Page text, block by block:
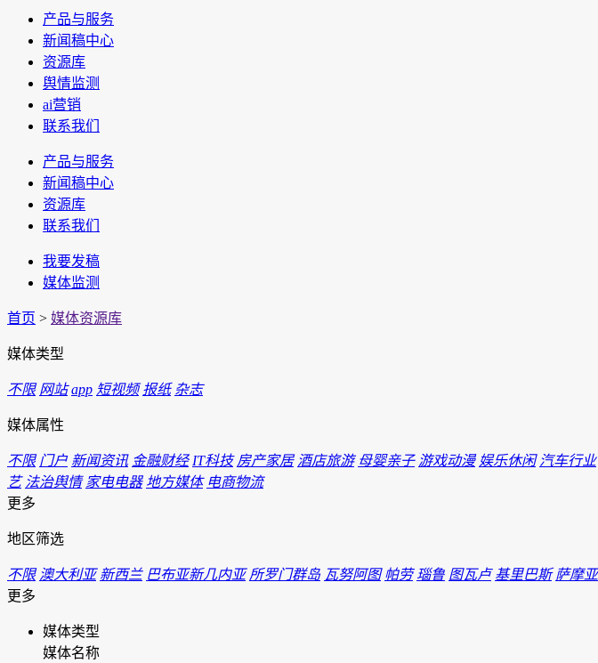
产品与服务
新闻稿中心
资源库
舆情监测
ai营销
联系我们
产品与服务
新闻稿中心
资源库
联系我们
我要发稿
媒体监测
首页 > 媒体资源库
媒体类型
不限 网站 app 短视频 报纸 杂志
媒体属性
不限 门户 新闻资讯 金融财经 IT科技 房产家居 酒店旅游 母婴亲子 游戏动漫 娱乐休闲 汽车行业
艺 法治舆情 家电电器 地方媒体 电商物流
更多
地区筛选
不限 澳大利亚 新西兰 巴布亚新几内亚 所罗门群岛 瓦努阿图 帕劳 瑙鲁 图瓦卢 基里巴斯 萨摩亚
更多
媒体类型
媒体名称